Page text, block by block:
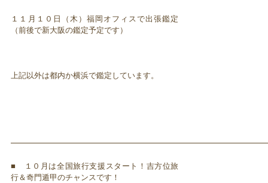
１１月１０日（木）福岡オフィスで出張鑑定
（前後で新大阪の鑑定予定です）
上記以外は都内か横浜で鑑定しています。
■ １０月は全国旅行支援スタート！吉方位旅
行＆奇門遁甲のチャンスです！